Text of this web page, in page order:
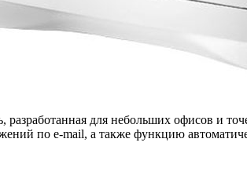
для небольших офисов и
по e-mail, а также функцию